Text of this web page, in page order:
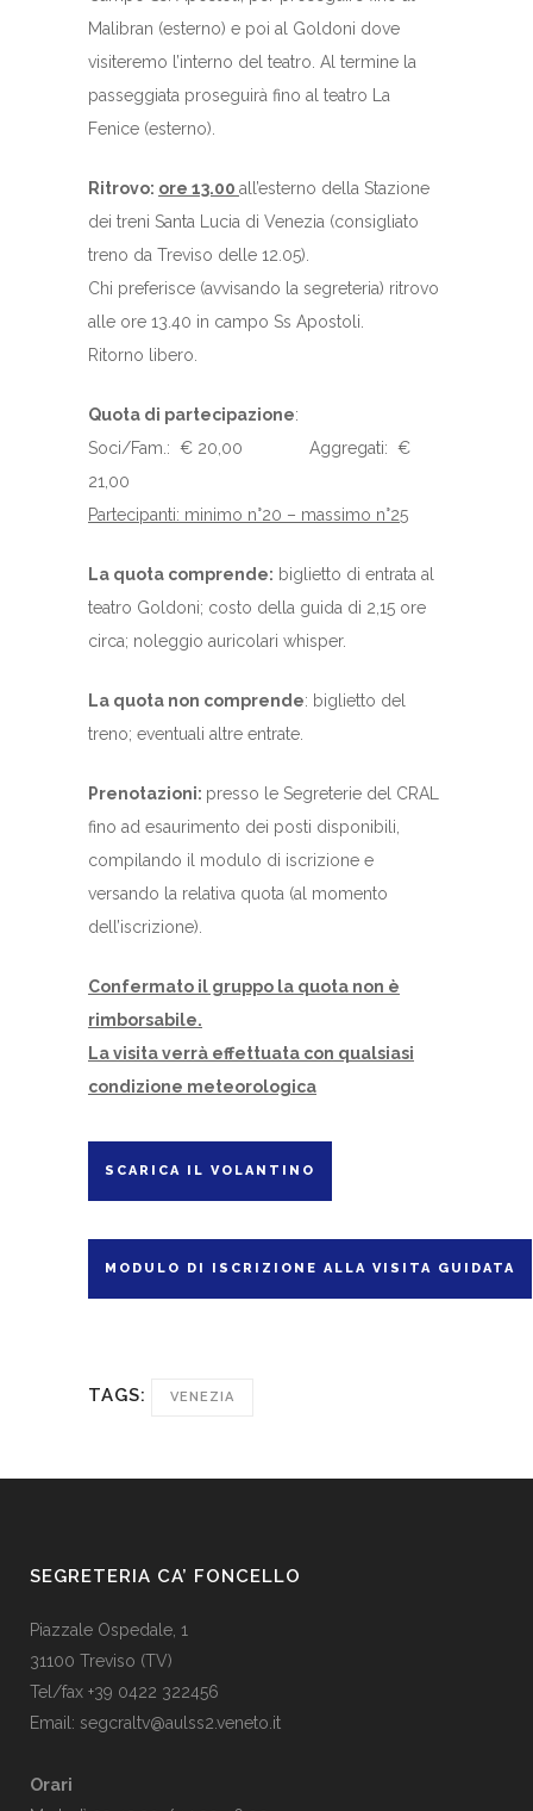
Malibran (esterno) e poi al Goldoni dove
visiteremo l’interno del teatro. Al termine la
passeggiata proseguirà fino al teatro La
Fenice (esterno).
Ritrovo: ore 13.00 all’esterno della Stazione
dei treni Santa Lucia di Venezia (consigliato
treno da Treviso delle 12.05).
Chi preferisce (avvisando la segreteria) ritrovo
alle ore 13.40 in campo Ss Apostoli.
Ritorno libero.
Quota di partecipazione:
Soci/Fam.: € 20,00 Aggregati: €
21,00
Partecipanti: minimo n°20 – massimo n°25
La quota comprende: biglietto di entrata al
teatro Goldoni; costo della guida di 2,15 ore
circa; noleggio auricolari whisper.
La quota non comprende: biglietto del
treno; eventuali altre entrate.
Prenotazioni: presso le Segreterie del CRAL
fino ad esaurimento dei posti disponibili,
compilando il modulo di iscrizione e
versando la relativa quota (al momento
dell’iscrizione).
Confermato il gruppo la quota non è
rimborsabile.
La visita verrà effettuata con qualsiasi
condizione meteorologica
SCARICA IL VOLANTINO
MODULO DI ISCRIZIONE ALLA VISITA GUIDATA
TAGS: VENEZIA
SEGRETERIA CA’ FONCELLO
Piazzale Ospedale, 1
31100 Treviso (TV)
Tel/fax +39 0422 322456
Email: segcraltv@aulss2.veneto.it
Orari